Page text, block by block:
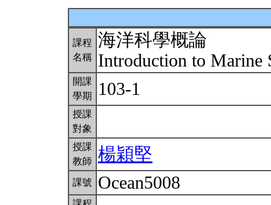
課程
名稱
海洋科學概論
Introduction to Marine
開課
學期
103-1
授課
對象
授課
教師
楊穎堅
課號 Ocean5008